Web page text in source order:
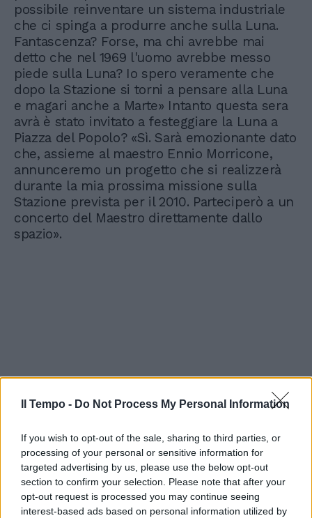
Il Tempo - Do Not Process My Personal Information
If you wish to opt-out of the sale, sharing to third parties, or
processing of your personal or sensitive information for
targeted advertising by us, please use the below opt-out
section to confirm your selection. Please note that after your
opt-out request is processed you may continue seeing
interest-based ads based on personal information utilized by
possibile reinventare un sistema industriale
che ci spinga a produrre anche sulla Luna.
Fantascenza? Forse, ma chi avrebbe mai
detto che nel 1969 l'uomo avrebbe messo
piede sulla Luna? Io spero veramente che
dopo la Stazione si torni a pensare alla Luna
e magari anche a Marte» Intanto questa sera
avrà è stato invitato a festeggiare la Luna a
Piazza del Popolo? «Sì. Sarà emozionante dato
che, assieme al maestro Ennio Morricone,
annunceremo un progetto che si realizzerà
durante la mia prossima missione sulla
Stazione prevista per il 2010. Parteciperò a un
concerto del Maestro direttamente dallo
spazio».